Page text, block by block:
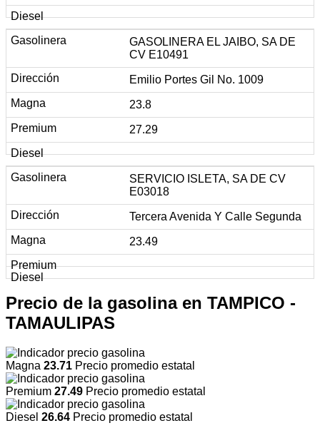
GASOLINERA EL JAIBO, SA DE
CV E10491
Emilio Portes Gil No. 1009
23.8
27.29
SERVICIO ISLETA, SA DE CV
E03018
Tercera Avenida Y Calle Segunda
23.49
Precio de la gasolina en TAMPICO -
TAMAULIPAS
Magna 23.71 Precio promedio estatal
Premium 27.49 Precio promedio estatal
Diesel 26.64 Precio promedio estatal